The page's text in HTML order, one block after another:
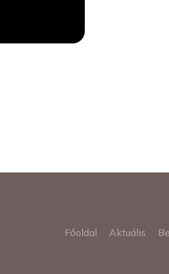
Főoldal Aktuális